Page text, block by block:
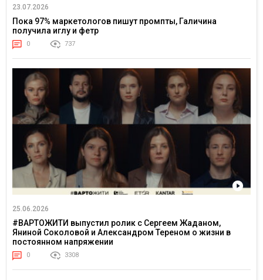
23.07.2026
Пока 97% маркетологов пишут промпты, Галичина
получила иглу и фетр
0 737
25.06.2026
#ВАРТОЖИТИ выпустил ролик с Сергеем Жаданом,
Яниной Соколовой и Александром Тереном о жизни в
постоянном напряжении
0 3308